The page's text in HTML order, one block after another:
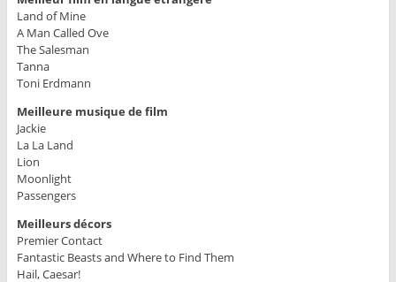
Land of Mine
A Man Called Ove
The Salesman
Tanna
Toni Erdmann
Meilleure musique de film
Jackie
La La Land
Lion
Moonlight
Passengers
Meilleurs décors
Premier Contact
Fantastic Beasts and Where to Find Them
Hail, Caesar!